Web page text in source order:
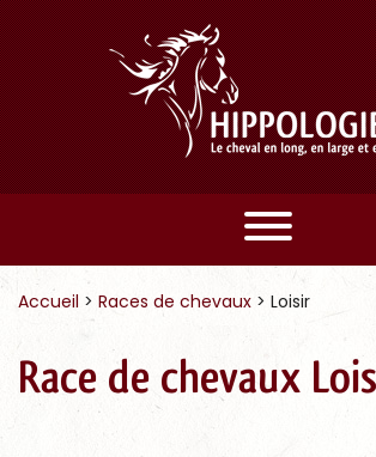
Accueil > Races de chevaux > Loisir
Race de chevaux